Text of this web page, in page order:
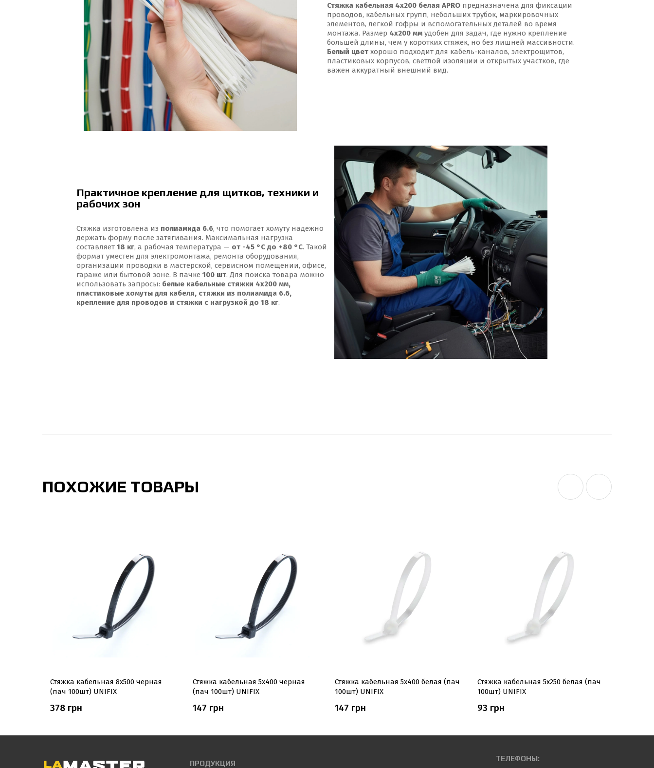
Стяжка кабельная 4x200 белая APRO предназначена для фиксации
проводов, кабельных групп, небольших трубок, маркировочных
элементов, легкой гофры и вспомогательных деталей во время
монтажа. Размер 4x200 мм удобен для задач, где нужно крепление
большей длины, чем у коротких стяжек, но без лишней массивности.
Белый цвет хорошо подходит для кабель-каналов, электрощитов,
пластиковых корпусов, светлой изоляции и открытых участков, где
важен аккуратный внешний вид.
Практичное крепление для щитков, техники и
рабочих зон
Стяжка изготовлена из полиамида 6.6, что помогает хомуту надежно
держать форму после затягивания. Максимальная нагрузка
составляет 18 кг, а рабочая температура — от -45 °С до +80 °С. Такой
формат уместен для электромонтажа, ремонта оборудования,
организации проводки в мастерской, сервисном помещении, офисе,
гараже или бытовой зоне. В пачке 100 шт. Для поиска товара можно
использовать запросы: белые кабельные стяжки 4x200 мм,
пластиковые хомуты для кабеля, стяжки из полиамида 6.6,
крепление для проводов и стяжки с нагрузкой до 18 кг.
ПОХОЖИЕ ТОВАРЫ
Стяжка кабельная 8х500 черная
(пач 100шт) UNIFIX
378 грн
Стяжка кабельная 5х400 черная
(пач 100шт) UNIFIX
147 грн
Стяжка кабельная 5х400 белая (пач
100шт) UNIFIX
147 грн
Стяжка кабельная 5х250 белая (пач
100шт) UNIFIX
93 грн
ПРОДУКЦИЯ
ТЕЛЕФОНЫ: